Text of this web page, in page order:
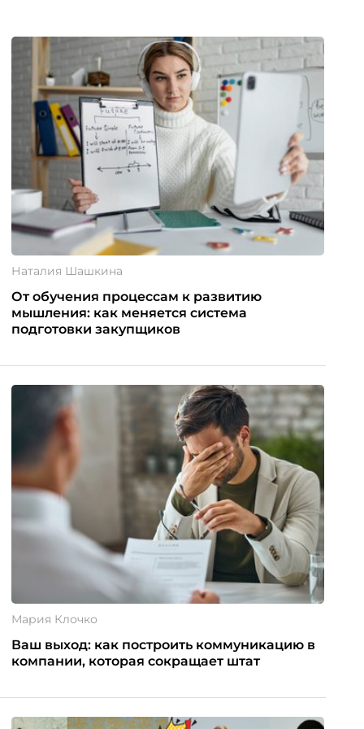
Наталия Шашкина
От обучения процессам к развитию
мышления: как меняется система
подготовки закупщиков
Мария Клочко
Ваш выход: как построить коммуникацию в
компании, которая сокращает штат